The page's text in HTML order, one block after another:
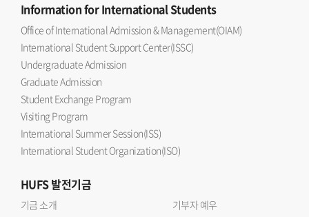
Informationfor International Students
Office of International Admission & Management(OIAM)
International Student Support Center(ISSC)
Undergraduate Admission
Graduate Admission
Student Exchange Program
Visiting Program
International Summer Session(ISS)
International Student Organization(ISO)
HUFS발전기금
기금 소개
기부자 예우